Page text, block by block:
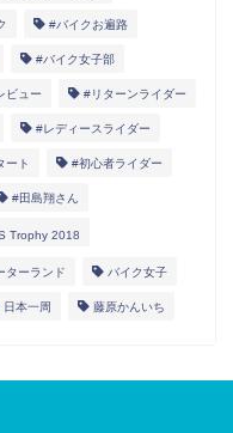
#バイクお遍路
#バイク女子部
ビュー #リターンライダー
#レディースライダー
ート #初心者ライダー
#田島翔さん
Trophy 2018
ターランド バイク女子
日本一周 藤原かんいち
性ライダー